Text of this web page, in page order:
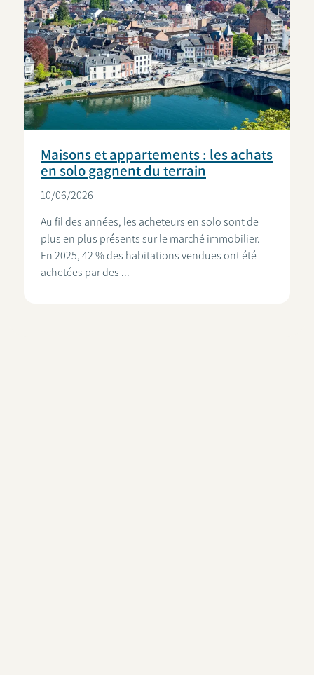
Maisons et appartements : les achats
en solo gagnent du terrain
10/06/2026
Au fil des années, les acheteurs en solo sont de
plus en plus présents sur le marché immobilier.
En 2025, 42 % des habitations vendues ont été
achetées par des ...